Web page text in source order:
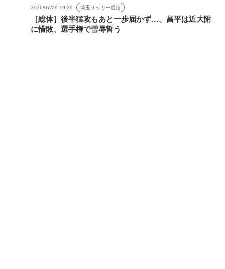
2026/07/29 19:39 埼玉サッカー通信
［総体］後半猛攻もあと一歩届かず…。昌平は近大附
に惜敗、選手権で雪辱誓う